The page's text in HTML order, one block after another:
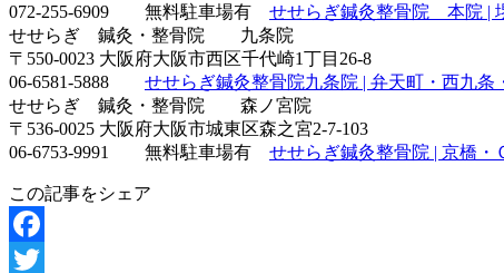
072-255-6909 無料駐車場有 せせらぎ鍼灸整骨院 本院 |
せせらぎ 鍼灸・整骨院 九条院
〒550-0023 大阪府大阪市西区千代崎1丁目26-8
06-6581-5888 せせらぎ鍼灸整骨院九条院 | 弁天町・西九条
せせらぎ 鍼灸・整骨院 森ノ宮院
〒536-0025 大阪府大阪市城東区森之宮2-7-103
06-6753-9991 無料駐車場有 せせらぎ鍼灸整骨院 | 京橋・
この記事をシェア
Facebook